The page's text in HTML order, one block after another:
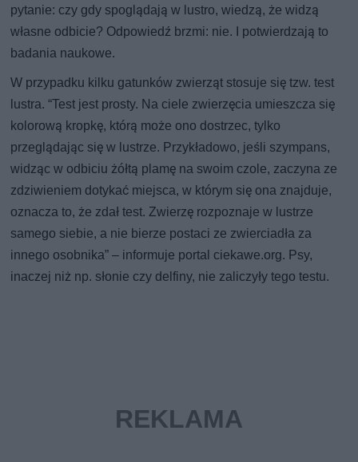
pytanie: czy gdy spoglądają w lustro, wiedzą, że widzą
własne odbicie? Odpowiedź brzmi: nie. I potwierdzają to
badania naukowe.
W przypadku kilku gatunków zwierząt stosuje się tzw. test
lustra. “Test jest prosty. Na ciele zwierzęcia umieszcza się
kolorową kropkę, którą może ono dostrzec, tylko
przeglądając się w lustrze. Przykładowo, jeśli szympans,
widząc w odbiciu żółtą plamę na swoim czole, zaczyna ze
zdziwieniem dotykać miejsca, w którym się ona znajduje,
oznacza to, że zdał test. Zwierzę rozpoznaje w lustrze
samego siebie, a nie bierze postaci ze zwierciadła za
innego osobnika” – informuje portal ciekawe.org. Psy,
inaczej niż np. słonie czy delfiny, nie zaliczyły tego testu.